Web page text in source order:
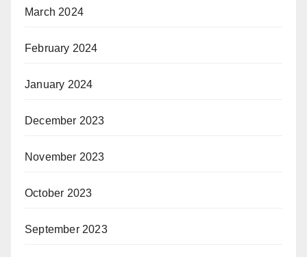
March 2024
February 2024
January 2024
December 2023
November 2023
October 2023
September 2023